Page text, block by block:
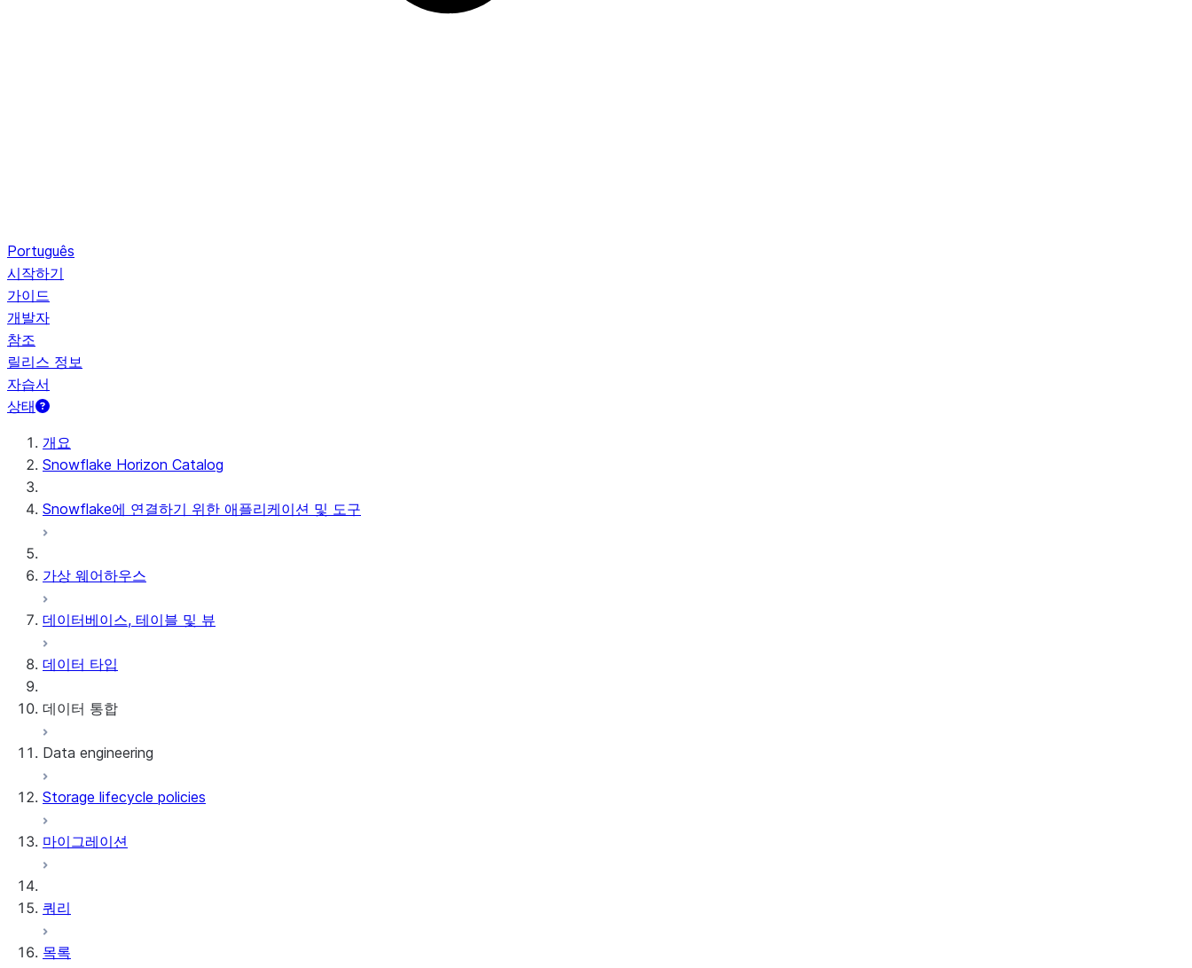
Português
시작하기
가이드
개발자
참조
릴리스 정보
자습서
상태
개요
Snowflake Horizon Catalog
Snowflake에 연결하기 위한 애플리케이션 및 도구
가상 웨어하우스
데이터베이스, 테이블 및 뷰
데이터 타입
데이터 통합
Snowflake Openflow
Apache Iceberg™
Apache Iceberg™ 테이블
Data engineering
데이터 로딩
동적 테이블
Storage lifecycle policies
마이그레이션
쿼리
목록